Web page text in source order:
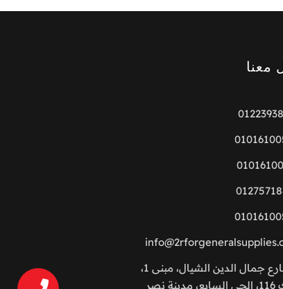
معنا
1 شارع جمال الدين الشيال، مبنى 1،
نصر